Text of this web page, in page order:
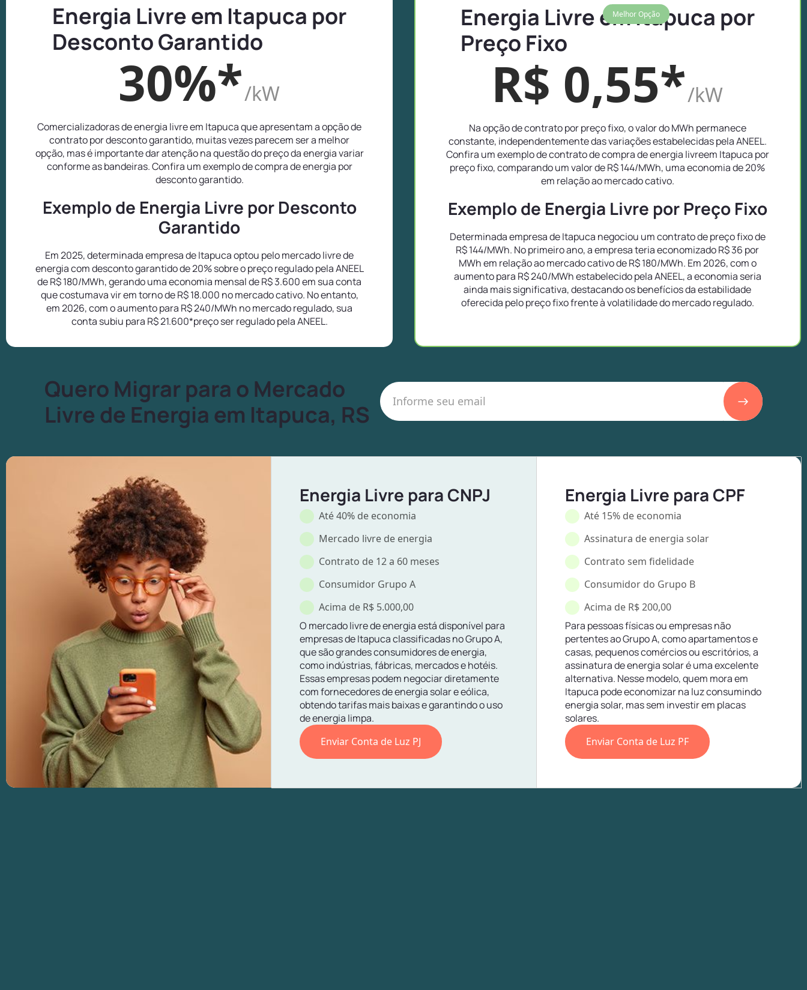
Energia Livre em Itapuca por
Desconto Garantido
30%*/kW
Comercializadoras de energia livre em Itapuca que apresentam a opção de
contrato por desconto garantido, muitas vezes parecem ser a melhor
opção, mas é importante dar atenção na questão do preço da energia variar
conforme as bandeiras. Confira um exemplo de compra de energia por
desconto garantido.
Exemplo de Energia Livre por Desconto
Garantido
Em 2025, determinada empresa de Itapuca optou pelo mercado livre de
energia com desconto garantido de 20% sobre o preço regulado pela ANEEL
de R$ 180/MWh, gerando uma economia mensal de R$ 3.600 em sua conta
que costumava vir em torno de R$ 18.000 no mercado cativo. No entanto,
em 2026, com o aumento para R$ 240/MWh no mercado regulado, sua
conta subiu para R$ 21.600*preço ser regulado pela ANEEL.
Melhor Opção
Energia Livre em Itapuca por
Preço Fixo
R$ 0,55*/kW
Na opção de contrato por preço fixo, o valor do MWh permanece
constante, independentemente das variações estabelecidas pela ANEEL.
Confira um exemplo de contrato de compra de energia livreem Itapuca por
preço fixo, comparando um valor de R$ 144/MWh, uma economia de 20%
em relação ao mercado cativo.
Exemplo de Energia Livre por Preço Fixo
Determinada empresa de Itapuca negociou um contrato de preço fixo de
R$ 144/MWh. No primeiro ano, a empresa teria economizado R$ 36 por
MWh em relação ao mercado cativo de R$ 180/MWh. Em 2026, com o
aumento para R$ 240/MWh estabelecido pela ANEEL, a economia seria
ainda mais significativa, destacando os benefícios da estabilidade
oferecida pelo preço fixo frente à volatilidade do mercado regulado.
Quero Migrar para o Mercado
Livre de Energia em Itapuca, RS
Energia Livre para CNPJ
Até 40% de economia
Mercado livre de energia
Contrato de 12 a 60 meses
Consumidor Grupo A
Acima de R$ 5.000,00
O mercado livre de energia está disponível para
empresas de Itapuca classificadas no Grupo A,
que são grandes consumidores de energia,
como indústrias, fábricas, mercados e hotéis.
Essas empresas podem negociar diretamente
com fornecedores de energia solar e eólica,
obtendo tarifas mais baixas e garantindo o uso
de energia limpa.
Enviar Conta de Luz PJ
Energia Livre para CPF
Até 15% de economia
Assinatura de energia solar
Contrato sem fidelidade
Consumidor do Grupo B
Acima de R$ 200,00
Para pessoas físicas ou empresas não
pertentes ao Grupo A, como apartamentos e
casas, pequenos comércios ou escritórios, a
assinatura de energia solar é uma excelente
alternativa. Nesse modelo, quem mora em
Itapuca pode economizar na luz consumindo
energia solar, mas sem investir em placas
solares.
Enviar Conta de Luz PF